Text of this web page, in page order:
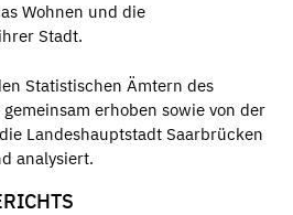
Wohnen und die
Stadt.
Statistischen Ämtern des
erhoben sowie von der
Landeshauptstadt Saarbrücken
analysiert.